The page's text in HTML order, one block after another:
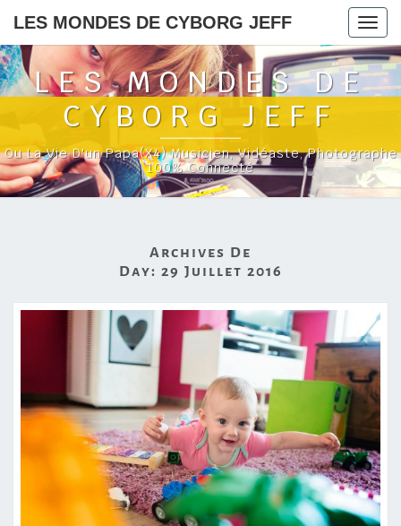
LES MONDES DE CYBORG JEFF
LES MONDES DE
CYBORG JEFF
Ou La Vie D'un Papa(x4) Musicien, Vidéaste, Photographe
100% Connecté
Archives De
Day: 29 Juillet 2016